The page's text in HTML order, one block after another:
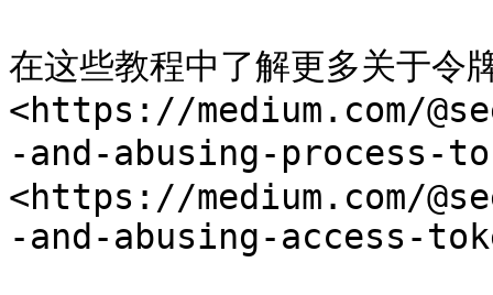
在这些教程中了解更多关于令
<https://medium.com/
-and-abusing-process-
<https://medium.com/
-and-abusing-access-